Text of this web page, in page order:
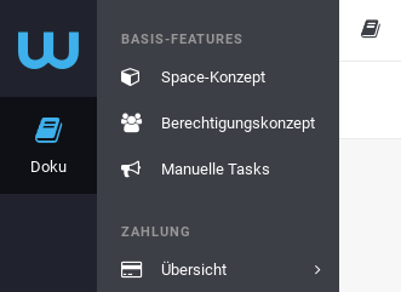
Doku
BASIS-FEATURES
Space-Konzept
Berechtigungskonzept
Manuelle Tasks
ZAHLUNG
Übersicht